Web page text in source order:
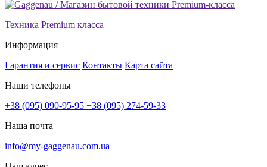
Техника Premium класса
Информация
Гарантия и сервис Контакты Карта сайта
Наши телефоны
+38 (095) 090-95-95 +38 (095) 274-59-33
Наша почта
info@my-gaggenau.com.ua